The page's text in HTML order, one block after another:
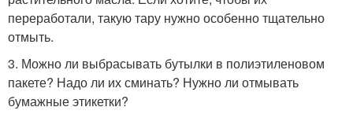
переработали, такую тару нужно особенно тщательно
отмыть.
3. Можно ли выбрасывать бутылки в полиэтиленовом
пакете? Надо ли их сминать? Нужно ли отмывать
бумажные этикетки?